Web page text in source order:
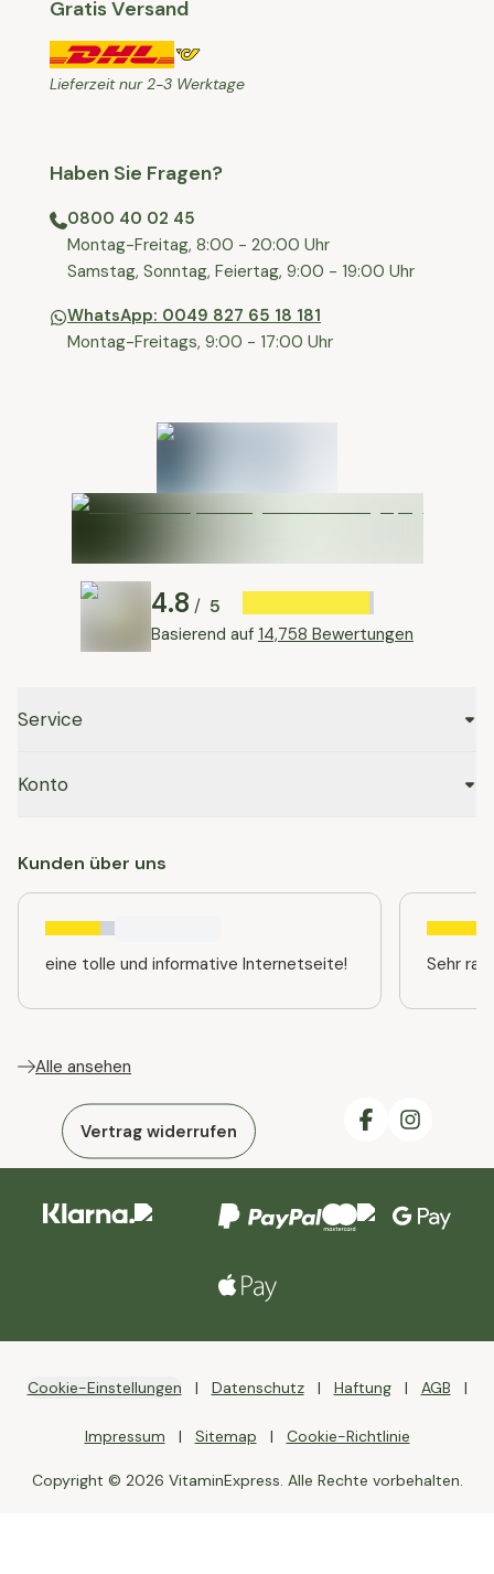
Gratis Versand
Lieferzeit nur 2-3 Werktage
Haben Sie Fragen?
0800 40 02 45
⁠Montag-Freitag, 8:00 - 20:00 Uhr
⁠Samstag, Sonntag, Feiertag, 9:00 - 19:00 Uhr
WhatsApp: 0049 827 65 18 181
Montag-Freitags, 9:00 - 17:00 Uhr
4.8 / 5
Basierend auf 14,758 Bewertungen
Service
Konto
Kunden über uns
eine tolle und informative Internetseite! Sehr
Alle ansehen
Vertrag widerrufen
Cookie-Einstellungen Datenschutz Haftung AGB
Impressum Sitemap Cookie-Richtlinie
Copyright © 2026 VitaminExpress. Alle Rechte vorbehalten.